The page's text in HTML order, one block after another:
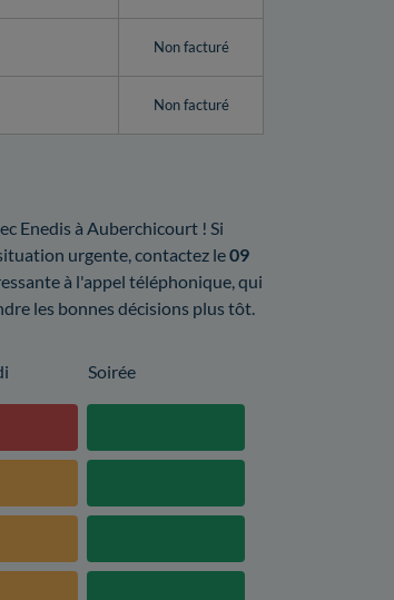
Non facturé
Non facturé
Enedis à Auberchicourt ! Si
urgente, contactez le09
à l'appel téléphonique, qui
les bonnes décisions plus tôt.
Soirée